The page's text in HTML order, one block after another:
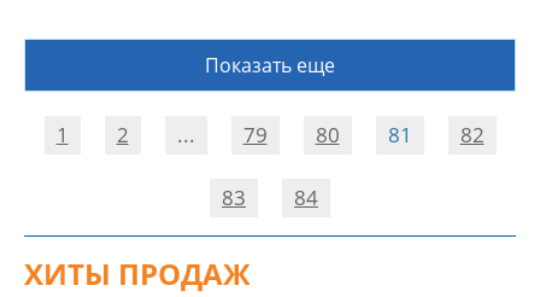
Показать еще
1 2 ... 79 80 81 82
83 84
ХИТЫ ПРОДАЖ